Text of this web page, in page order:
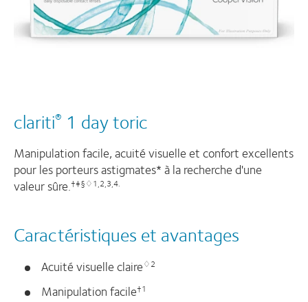
clariti® 1 day toric
Manipulation facile, acuité visuelle et confort excellents
pour les porteurs astigmates* à la recherche d'une
valeur sûre.†‡§♢1,2,3,4.
Caractéristiques et avantages
Acuité visuelle claire♢2
Manipulation facile†1